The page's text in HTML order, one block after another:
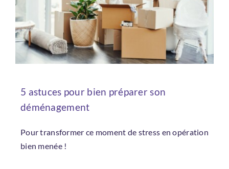
5 astuces pour bien préparer son
déménagement
Pour transformer ce moment de stress en opération
bien menée !